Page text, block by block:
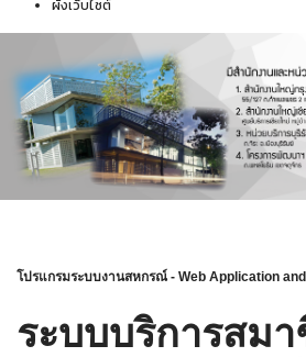
ผังเว็บไซต์
โปรแกรมระบบงานสหกรณ์ - Web Application
ระบบบริการสม